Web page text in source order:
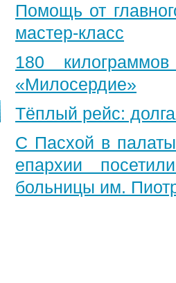
Помощь от
мастер-класс
180
«Милосердие»
Тёплый рейс:
С Пасхой в
епархии
больницы им.